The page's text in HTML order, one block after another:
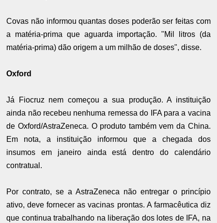
Covas não informou quantas doses poderão ser feitas com
a matéria-prima que aguarda importação. "Mil litros (da
matéria-prima) dão origem a um milhão de doses", disse.
Oxford
Já Fiocruz nem começou a sua produção. A instituição
ainda não recebeu nenhuma remessa do IFA para a vacina
de Oxford/AstraZeneca. O produto também vem da China.
Em nota, a instituição informou que a chegada dos
insumos em janeiro ainda está dentro do calendário
contratual.
Por contrato, se a AstraZeneca não entregar o princípio
ativo, deve fornecer as vacinas prontas. A farmacêutica diz
que continua trabalhando na liberação dos lotes de IFA, na